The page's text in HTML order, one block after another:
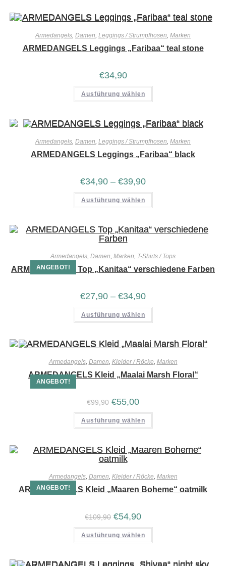
Armedangels, Damen, Leggings / Strumpfhosen, Marken
ARMEDANGELS Leggings „Faribaa“ teal stone
€34,90
Ausführung wählen
Armedangels, Damen, Leggings / Strumpfhosen, Marken
ARMEDANGELS Leggings „Faribaa“ black
€34,90 – €39,90
Ausführung wählen
ANGEBOT!
Armedangels Damen Marken T-Shirts / Tops
ARMEDANGELS Top „Kanitaa“ verschiedene Farben
€27,90 – €34,90
Ausführung wählen
ANGEBOT!
Armedangels, Damen, Kleider / Röcke, Marken
ARMEDANGELS Kleid „Maalai Marsh Floral“
€99,90 €55,00
Ausführung wählen
ANGEBOT!
Armedangels, Damen Kleider / Röcke Marken
ARMEDANGELS Kleid „Maaren Boheme“ oatmilk
€109,90 €54,90
Ausführung wählen